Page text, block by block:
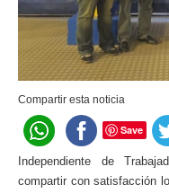
Compartir esta noticia
Save
Independiente de
compartir con satisfacción